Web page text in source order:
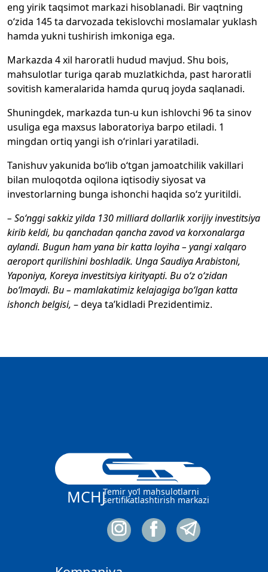
eng yirik taqsimot markazi hisoblanadi. Bir vaqtning
o‘zida 145 ta darvozada tekislovchi moslamalar yuklash
hamda yukni tushirish imkoniga ega.
Markazda 4 xil haroratli hudud mavjud. Shu bois,
mahsulotlar turiga qarab muzlatkichda, past haroratli
sovitish kameralarida hamda quruq joyda saqlanadi.
Shuningdek, markazda tun-u kun ishlovchi 96 ta sinov
usuliga ega maxsus laboratoriya barpo etiladi. 1
mingdan ortiq yangi ish o‘rinlari yaratiladi.
Tanishuv yakunida bo‘lib o‘tgan jamoatchilik vakillari
bilan muloqotda oqilona iqtisodiy siyosat va
investorlarning bunga ishonchi haqida so‘z yuritildi.
– So‘nggi sakkiz yilda 130 milliard dollarlik xorijiy investitsiya
kirib keldi, bu qanchadan qancha zavod va korxonalarga
aylandi. Bugun ham yana bir katta loyiha – yangi xalqaro
aeroport qurilishini boshladik. Unga Saudiya Arabistoni,
Yaponiya, Koreya investitsiya kirityapti. Bu o‘z o‘zidan
bo‘lmaydi. Bu – mamlakatimiz kelajagiga bo‘lgan katta
ishonch belgisi, – deya ta’kidladi Prezidentimiz.
MCHJTemir yo‘l mahsulotlarni
sertifikatlashtirish markazi